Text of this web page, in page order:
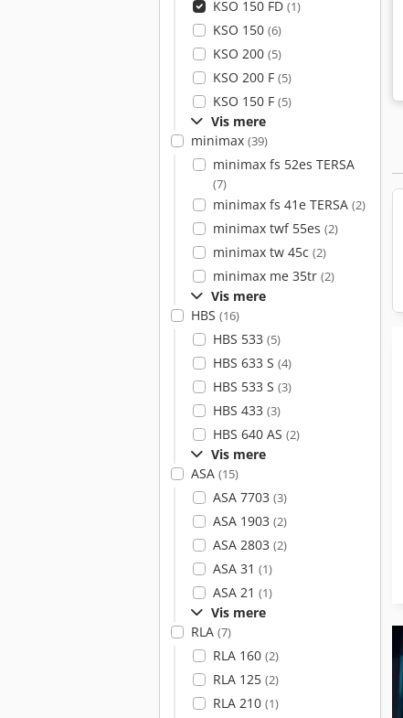
KSO 150 FD (1)
KSO 150 (6)
KSO 200 (5)
KSO 200 F (5)
KSO 150 F (5)
Vis mere
minimax (39)
minimax fs 52es TERSA
(7)
minimax fs 41e TERSA (2)
minimax twf 55es (2)
minimax tw 45c (2)
minimax me 35tr (2)
Vis mere
HBS (16)
HBS 533 (5)
HBS 633 S (4)
HBS 533 S (3)
HBS 433 (3)
HBS 640 AS (2)
Vis mere
ASA (15)
ASA 7703 (3)
ASA 1903 (2)
ASA 2803 (2)
ASA 31 (1)
ASA 21 (1)
Vis mere
RLA (7)
RLA 160 (2)
RLA 125 (2)
RLA 210 (1)